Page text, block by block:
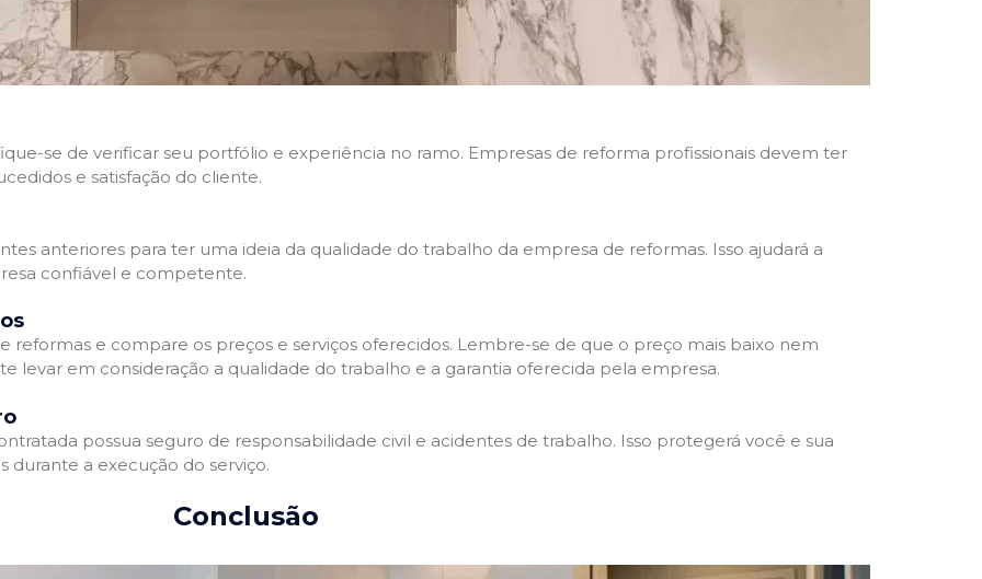
se de verificar seu portfólio e experiência no ramo. Empresas de reforma profissionais devem ter
e satisfação do cliente.
anteriores para ter uma ideia da qualidade do trabalho da empresa de reformas. Isso ajudará a
confiável e competente.
reformas e compare os preços e serviços oferecidos. Lembre-se de que o preço mais baixo nem
levar em consideração a qualidade do trabalho e a garantia oferecida pela empresa.
possua seguro de responsabilidade civil e acidentes de trabalho. Isso protegerá você e sua
durante a execução do serviço.
Conclusão